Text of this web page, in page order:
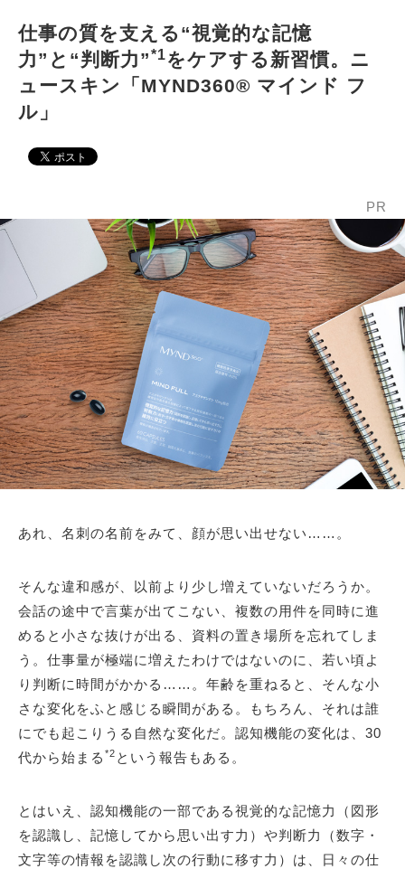
仕事の質を支える“視覚的な記憶
力”と“判断力”*1をケアする新習慣。ニ
ュースキン「MYND360® マインド フ
ル」
PR
あれ、名刺の名前をみて、顔が思い出せない……。
そんな違和感が、以前より少し増えていないだろうか。
会話の途中で言葉が出てこない、複数の用件を同時に進
めると小さな抜けが出る、資料の置き場所を忘れてしま
う。仕事量が極端に増えたわけではないのに、若い頃よ
り判断に時間がかかる……。年齢を重ねると、そんな小
さな変化をふと感じる瞬間がある。もちろん、それは誰
にでも起こりうる自然な変化だ。認知機能の変化は、30
代から始まる *2 という報告もある。
とはいえ、認知機能の一部である視覚的な記憶力（図形
を認識し、記憶してから思い出す力）や判断力（数字・
文字等の情報を認識し次の行動に移す力）は、日々の仕